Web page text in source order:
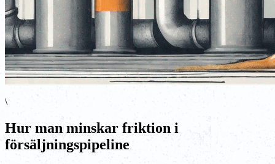
\
Hur man minskar friktion i
försäljningspipeline